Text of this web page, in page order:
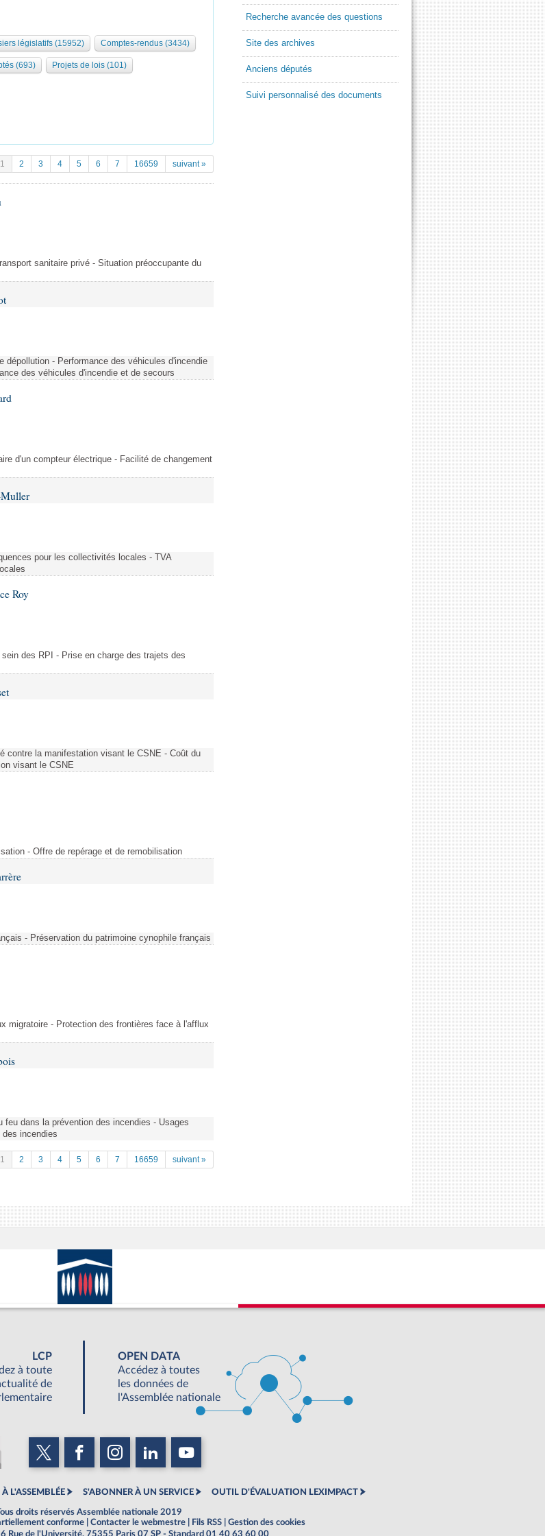
législatifs (15952) Comptes-rendus (3434)
(693) Projets de lois (101)
1 2 3 4 5 6 7 16659 suivant »
sanitaire privé - Situation préoccupante du
- Performance des véhicules d'incendie
des véhicules d'incendie et de secours
d'un compteur électrique - Facilité de changement
pour les collectivités locales - TVA
Roy
des RPI - Prise en charge des trajets des
contre la manifestation visant le CSNE - Coût du
visant le CSNE
- Offre de repérage et de remobilisation
- Préservation du patrimoine cynophile français
migratoire - Protection des frontières face à l'afflux
dans la prévention des incendies - Usages
incendies
1 2 3 4 5 6 7 16659 suivant »
Recherche avancée des questions
Site des archives
Anciens députés
Suivi personnalisé des documents
LCP
à toute
de
OPEN DATA
Accédez à toutes
les données de
l'Assemblée nationale
L'ASSEMBLÉE S'ABONNER À UN SERVICE OUTIL D'ÉVALUATION LEXIMPACT
droits réservés Assemblée nationale 2019
conforme Contacter le webmestre Fils RSS
Gestion des cookies
Rue de l'Université, 75355 Paris 07 SP - Standard 01 40 63 60 00